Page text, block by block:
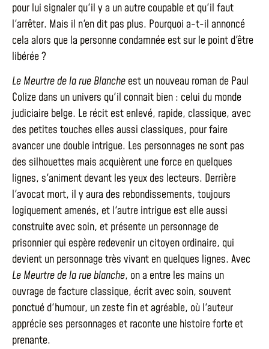
pour lui signaler qu'il y a un autre coupable et qu'il faut
l'arrêter. Mais il n'en dit pas plus. Pourquoi a-t-il annoncé
cela alors que la personne condamnée est sur le point d'être
libérée ?
Le Meurtre de la rue Blanche est un nouveau roman de Paul
Colize dans un univers qu'il connait bien : celui du monde
judiciaire belge. Le récit est enlevé, rapide, classique, avec
des petites touches elles aussi classiques, pour faire
avancer une double intrigue. Les personnages ne sont pas
des silhouettes mais acquièrent une force en quelques
lignes, s'animent devant les yeux des lecteurs. Derrière
l'avocat mort, il y aura des rebondissements, toujours
logiquement amenés, et l'autre intrigue est elle aussi
construite avec soin, et présente un personnage de
prisonnier qui espère redevenir un citoyen ordinaire, qui
devient un personnage très vivant en quelques lignes. Avec
Le Meurtre de la rue blanche, on a entre les mains un
ouvrage de facture classique, écrit avec soin, souvent
ponctué d'humour, un zeste fin et agréable, où l'auteur
apprécie ses personnages et raconte une histoire forte et
prenante.